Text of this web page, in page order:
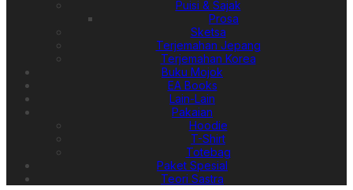
Puisi & Sajak
Prosa
Sketsa
Terjemahan Jepang
Terjemahan Korea
Buku Mojok
EA Books
Lain-Lain
Pakaian
Hoodie
T-Shirt
Totebag
Paket Spesial
Teori Sastra